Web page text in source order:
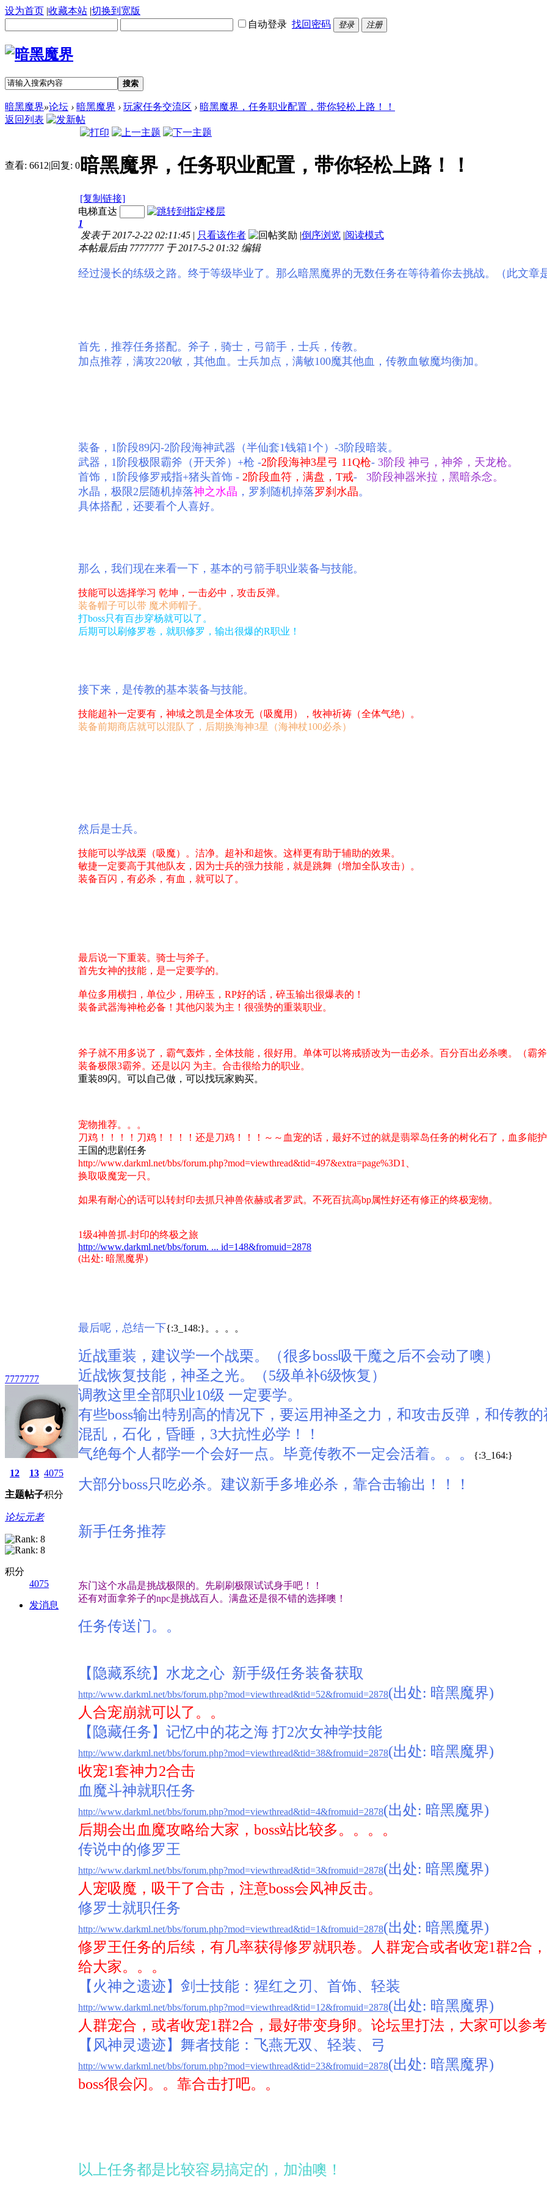
设为首页 |收藏本站 |切换到宽版
自动登录 找回密码 登录 注册
搜索
暗黑魔界»论坛 › 暗黑魔界 › 玩家任务交流区 › 暗黑魔界，任务职业配置，带你轻松上路！！
返回列表
查看: 6612|回复: 0暗黑魔界，任务职业配置，带你轻松上路！！
[复制链接]
7777777
12
主题
13
帖子
4075
积分
论坛元老
积分
4075
发消息
电梯直达
1
发表于 2017-2-22 02:11:45 | 只看该作者 |倒序浏览 |阅读模式
本帖最后由 7777777 于 2017-5-2 01:32 编辑
经过漫长的练级之路。终于等级毕业了。 那么暗黑魔界的无数任务在等待着你去挑战。 （此文章
首先，推荐任务搭配。斧子，骑士，弓箭手，士兵，传教。
加点推荐，满攻220敏，其他血。士兵加点，满敏100魔其他血，传教血敏魔均衡加。
装备，1阶段89闪-2阶段海神武器（半仙套1钱箱1个）-3阶段暗装。
武器，1阶段极限霸斧（开天斧）+枪 -2阶段海神3星弓 11Q枪- 3阶段 神弓，神斧，天龙枪。
首饰，1阶段修罗戒指+猪头首饰 - 2阶段血符，满盘，T戒- 3阶段神器米拉，黑暗杀念。
水晶，极限2层随机掉落神之水晶 ，罗刹随机掉落罗刹水晶。
具体搭配，还要看个人喜好。
那么，我们现在来看一下，基本的弓箭手职业装备与技能。
技能可以选择学习 乾坤，一击必中，攻击反弹。
装备帽子可以带 魔术师帽子。
打boss只有百步穿杨就可以了。
后期可以刷修罗卷，就职修罗，输出很爆的R职业！
接下来，是传教的基本装备与技能。
技能超补一定要有，神域之凯是全体攻无（吸魔用），牧神祈祷（全体气绝）。
装备前期商店就可以混队了，后期换海神3星（海神杖100必杀）
然后是士兵。
技能可以学战栗（吸魔）。洁净。超补和超恢。这样更有助于辅助的效果。
敏捷一定要高于其他队友，因为士兵的强力技能，就是跳舞（增加全队攻击）。
装备百闪，有必杀，有血，就可以了。
最后说一下重装。骑士与斧子。
首先女神的技能，是一定要学的。
单位多用横扫，单位少，用碎玉，RP好的话，碎玉输出很爆表的！
装备武器海神枪必备！其他闪装为主！很强势的重装职业。
斧子就不用多说了，霸气轰炸，全体技能，很好用。单体可以将戒骄改为一击必杀。百分百出必杀噢。（霸斧
装备极限3霸斧。还是以闪 为主。合击很给力的职业。
重装89闪。可以自己做，可以找玩家购买。
宠物推荐。。。
刀鸡！！！！刀鸡！！！！还是刀鸡！！！～～ 血宠的话，最好不过的就是翡翠岛任务的树化石了，血多能
王国的悲剧任务
http://www.darkml.net/bbs/forum.php?mod=viewthread&tid=497&extra=page%3D1、
换取吸魔宠一只。
如果有耐心的话可以转封印去抓只神兽依赫或者罗武。不死百抗高bp属性好还有修正的终极宠物。
1级4神兽抓-封印的终极之旅
http://www.darkml.net/bbs/forum. ... id=148&fromuid=2878
(出处: 暗黑魔界)
最后呢，总结一下{:3_148:}。。。。
近战重装，建议学一个战栗。（很多boss吸干魔之后不会动了噢）
近战恢复技能，神圣之光。（5级单补6级恢复）
调教这里全部职业10级 一定要学。
有些boss输出特别高的情况下，要运用神圣之力，和攻击反弹，和传教的
混乱，石化，昏睡，3大抗性必学！！
气绝每个人都学一个会好一点。毕竟传教不一定会活着。。。
{:3_164:}
大部分boss只吃必杀。建议新手多堆必杀，靠合击输出！！！
新手任务推荐
东门这个水晶是挑战极限的。先刷刷极限试试身手吧！！
还有对面拿斧子的npc是挑战百人。满盘还是很不错的选择噢！
任务传送门。。
【隐藏系统】水龙之心 新手级任务装备获取
http://www.darkml.net/bbs/forum.php?mod=viewthread&tid=52&fromuid=2878(出处: 暗黑魔界)
人合宠崩就可以了。。
【隐藏任务】记忆中的花之海 打2次女神学技能
http://www.darkml.net/bbs/forum.php?mod=viewthread&tid=38&fromuid=2878(出处: 暗黑魔界)
收宠1套神力2合击
血魔斗神就职任务
http://www.darkml.net/bbs/forum.php?mod=viewthread&tid=4&fromuid=2878(出处: 暗黑魔界)
后期会出血魔攻略给大家，boss站比较多。。。。
传说中的修罗王
http://www.darkml.net/bbs/forum.php?mod=viewthread&tid=3&fromuid=2878(出处: 暗黑魔界)
人宠吸魔，吸干了合击，注意boss会风神反击。
修罗士就职任务
http://www.darkml.net/bbs/forum.php?mod=viewthread&tid=1&fromuid=2878(出处: 暗黑魔界)
修罗王任务的后续，有几率获得修罗就职卷。人群宠合或者收宠1群2合
给大家。。。
【火神之遗迹】剑士技能：猩红之刃、首饰、轻装
http://www.darkml.net/bbs/forum.php?mod=viewthread&tid=12&fromuid=2878(出处: 暗黑魔界)
人群宠合，或者收宠1群2合，最好带变身卵。论坛里打法，大家可以参考
【风神灵遗迹】舞者技能：飞燕无双、轻装、弓
http://www.darkml.net/bbs/forum.php?mod=viewthread&tid=23&fromuid=2878(出处: 暗黑魔界)
boss很会闪。。靠合击打吧。。
以上任务都是比较容易搞定的，加油噢！